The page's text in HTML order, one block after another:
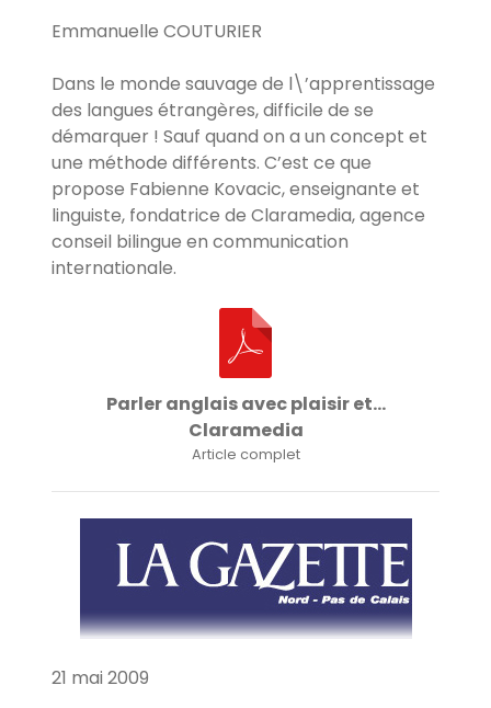
Emmanuelle COUTURIER
Dans le monde sauvage de l\’apprentissage
des langues étrangères, difficile de se
démarquer ! Sauf quand on a un concept et
une méthode différents. C’est ce que
propose Fabienne Kovacic, enseignante et
linguiste, fondatrice de Claramedia, agence
conseil bilingue en communication
internationale.
Parler anglais avec plaisir et…
Claramedia
Article complet
21 mai 2009